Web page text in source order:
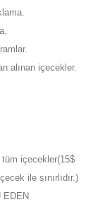
alınan içecekler.
içecekler(15$
ile sınırlıdır.)
EDEN